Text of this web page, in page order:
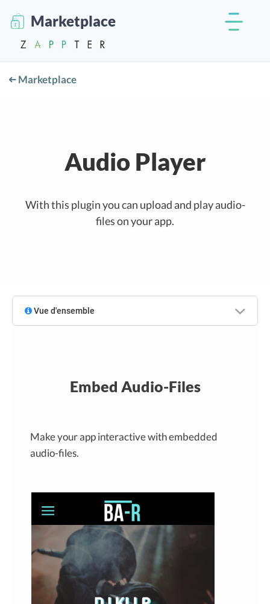
Marketplace
Marketplace
Audio Player
With this plugin you can upload and play audio-
files on your app.
Vue d'ensemble
Embed Audio-Files
Make your app interactive with embedded
audio-files.